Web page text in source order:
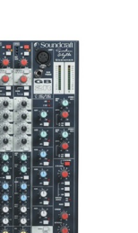
ウクレレ
パーカッション
電子ピアノ